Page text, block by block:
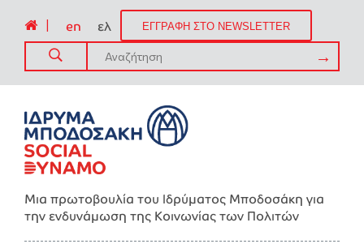
en ελ ΕΓΓΡΑΦΗ ΣΤΟ NEWSLETTER
Μια πρωτοβουλία του Ιδρύματος Μποδοσάκη για
την ενδυνάμωση της Kοινωνίας των Πολιτών